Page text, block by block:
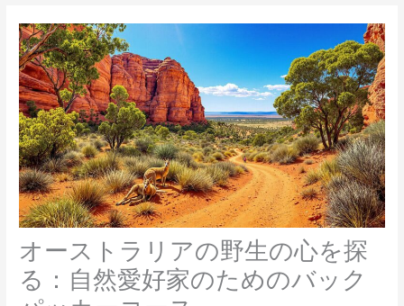
オーストラリアの野生の心を探
る：自然愛好家のためのバック